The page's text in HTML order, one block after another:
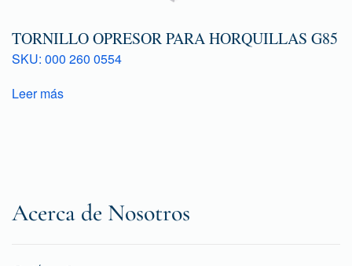
TORNILLO OPRESOR PARA HORQUILLAS G85
SKU: 000 260 0554
Leer más
Acerca de Nosotros